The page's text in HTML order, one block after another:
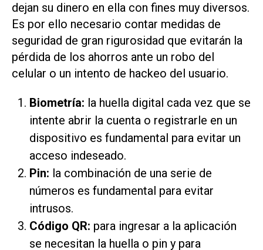
dejan su dinero en ella con fines muy diversos.
Es por ello necesario contar medidas de
seguridad de gran rigurosidad que evitarán la
pérdida de los ahorros ante un robo del
celular o un intento de hackeo del usuario.
Biometría: la huella digital cada vez que se
intente abrir la cuenta o registrarle en un
dispositivo es fundamental para evitar un
acceso indeseado.
Pin: la combinación de una serie de
números es fundamental para evitar
intrusos.
Código QR: para ingresar a la aplicación
se necesitan la huella o pin y para